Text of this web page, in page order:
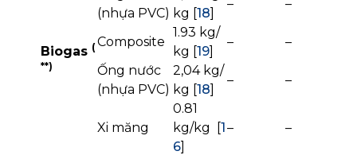
(nhựa PVC) kg [18]
– –
Biogas (
**)
Composite
1.93 kg/
kg [19]
–
–
Ống nước
(nhựa PVC)
2,04 kg/
kg [18]
– –
Xi măng
0.81
kg/kg [1
6]
– –